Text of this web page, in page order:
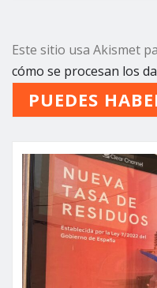
Este sitio usa Akismet
cómo se procesan los
PUEDES